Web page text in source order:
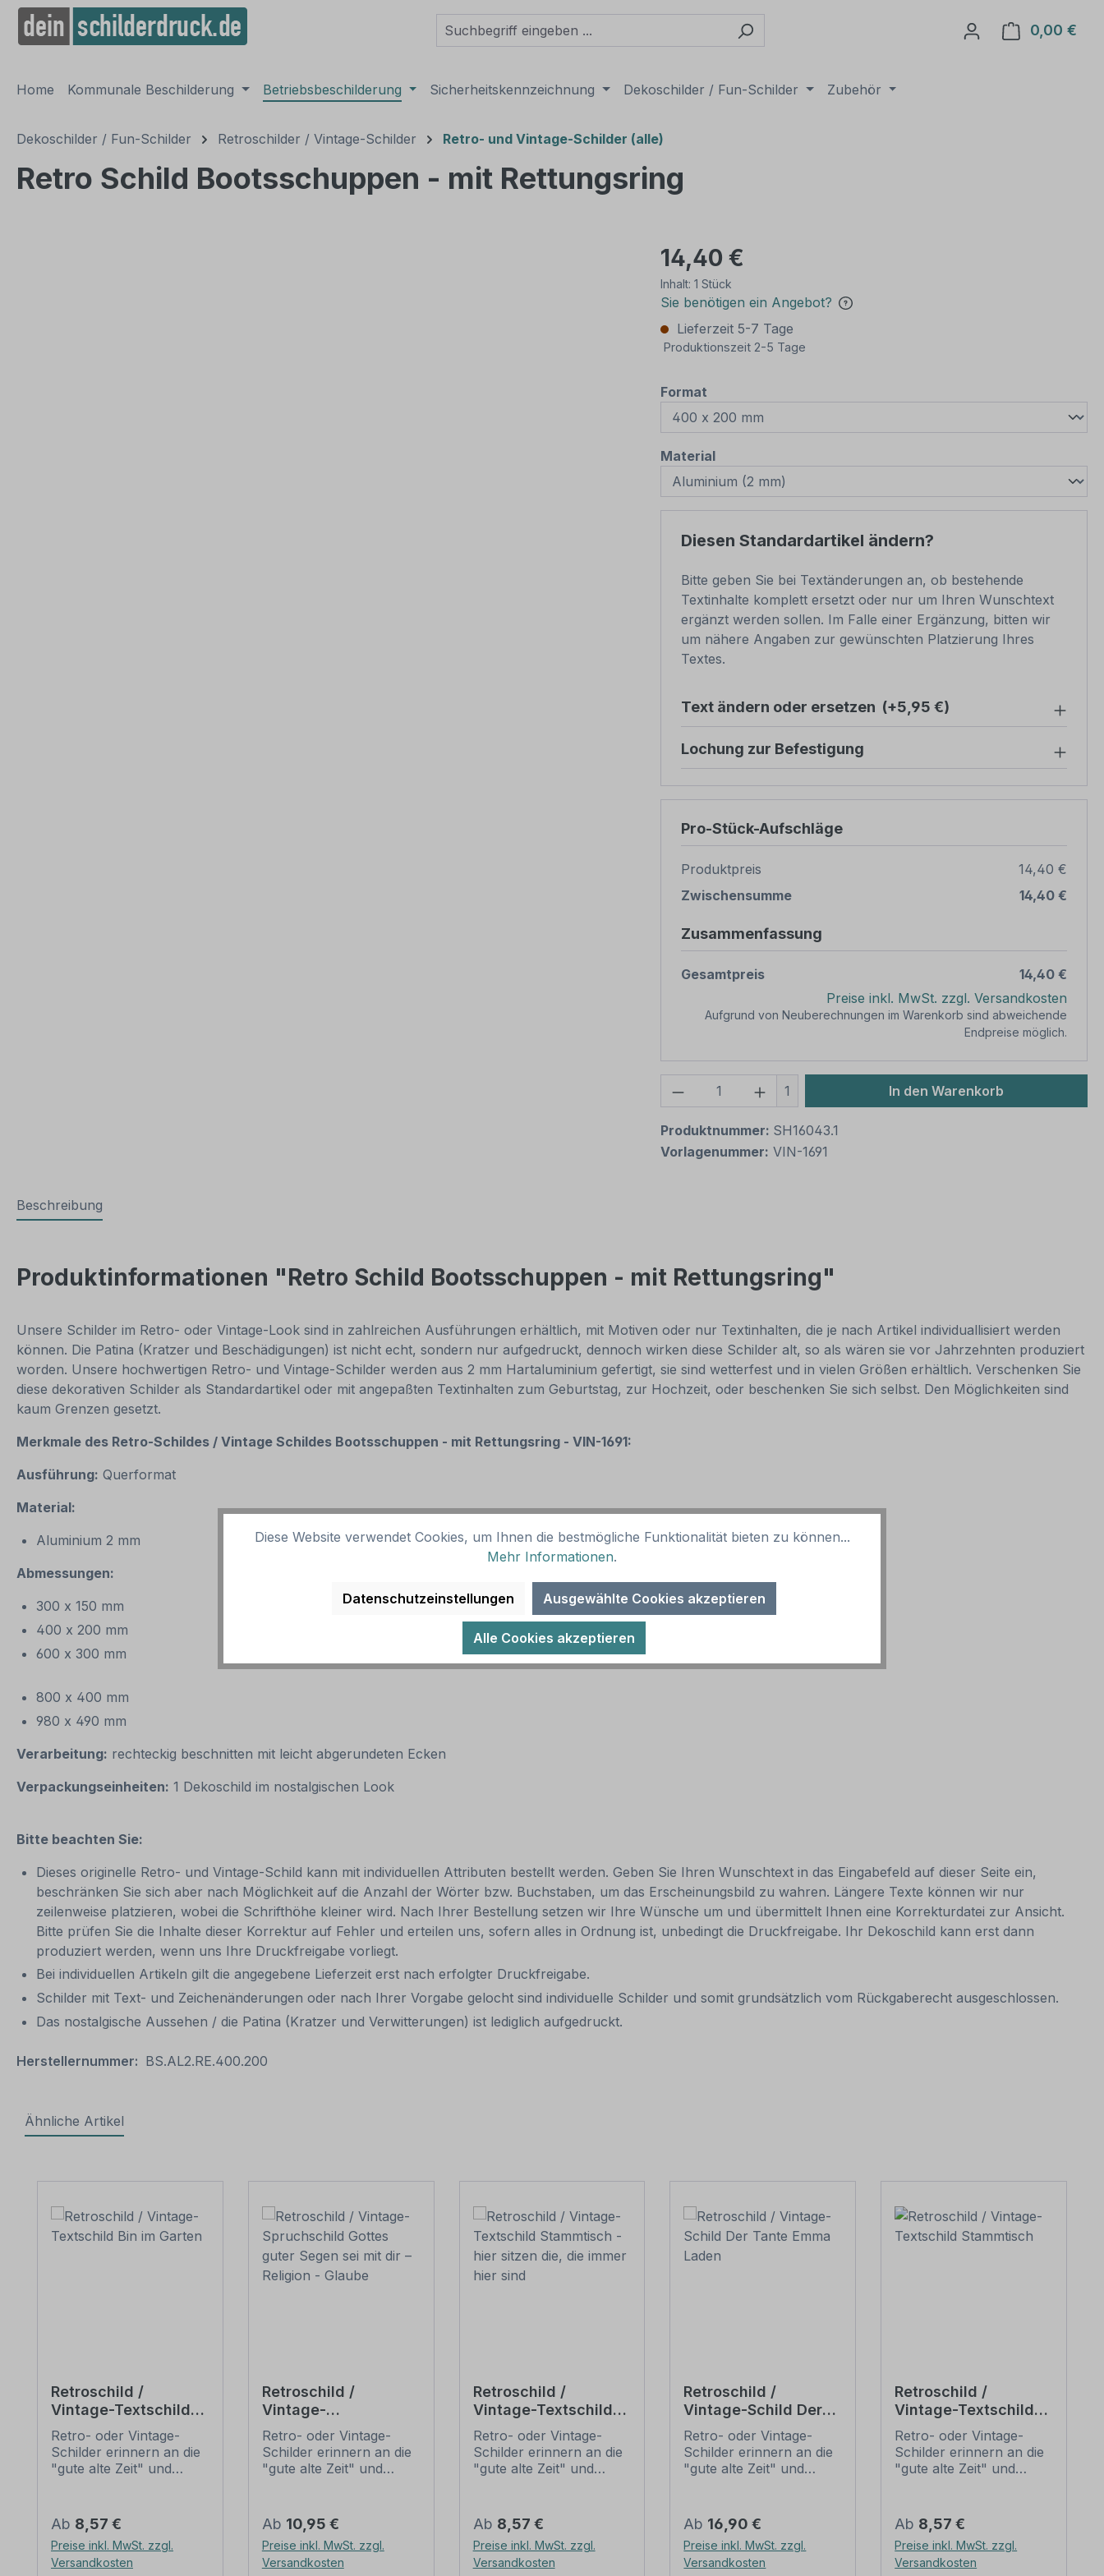
Zur Hauptnavigation springen
0,00 €
Home Kommunale Beschilderung Betriebsbeschilderung Sicherheitskennzeichnung Dekoschilder / Fun-Schilder Zubehör
Dekoschilder / Fun-Schilder Retroschilder / Vintage-Schilder Retro- und Vintage-Schilder (alle)
Retro Schild Bootsschuppen - mit Rettungsring
14,40 €
Inhalt: 1 Stück
Sie benötigen ein Angebot?
Lieferzeit 5-7 Tage
Produktionszeit 2-5 Tage
Format
Materialauswählen
Diesen Standardartikel ändern?
Bitte geben Sie bei Textänderungen an, ob bestehende
Textinhalte komplett ersetzt oder nur um Ihren Wunschtext
ergänzt werden sollen. Im Falle einer Ergänzung, bitten wir
um nähere Angaben zur gewünschten Platzierung Ihres
Textes.
Text ändern oder ersetzen (+5,95 €)
Lochung zur Befestigung
Pro-Stück-Aufschläge
Produktpreis
14,40 €
Zwischensumme
14,40 €
Zusammenfassung
Gesamtpreis
14,40 €
Preise inkl. MwSt. zzgl. Versandkosten
Aufgrund von Neuberechnungen im Warenkorb sind abweichende
Endpreise möglich.
Produkt Anzahl: Gib den gewünschten Wert
1 In den Warenkorb
Produktnummer: SH16043.1
Vorlagenummer: VIN-1691
Beschreibung
Produktinformationen "Retro Schild Bootsschuppen - mit Rettungsring"
Unsere Schilder im Retro- oder Vintage-Look sind in zahlreichen Ausführungen erhältlich, mit Motiven oder nur Textinhalten, die je nach Artikel individuallisiert werden
können. Die Patina (Kratzer und Beschädigungen) ist nicht echt, sondern nur aufgedruckt, dennoch wirken diese Schilder alt, so als wären sie vor Jahrzehnten produziert
worden. Unsere hochwertigen Retro- und Vintage-Schilder werden aus 2 mm Hartaluminium gefertigt, sie sind wetterfest und in vielen Größen erhältlich. Verschenken Sie
diese dekorativen Schilder als Standardartikel oder mit angepaßten Textinhalten zum Geburtstag, zur Hochzeit, oder beschenken Sie sich selbst. Den Möglichkeiten sind
kaum Grenzen gesetzt.
Merkmale des Retro-Schildes / Vintage Schildes Bootsschuppen - mit Rettungsring - VIN-1691:
Ausführung: Querformat
Material:
Aluminium 2 mm
Abmessungen:
300 x 150 mm
400 x 200 mm
600 x 300 mm
800 x 400 mm
980 x 490 mm
Verarbeitung: rechteckig beschnitten mit leicht abgerundeten Ecken
Verpackungseinheiten: 1 Dekoschild im nostalgischen Look
Bitte beachten Sie:
Dieses originelle Retro- und Vintage-Schild kann mit individuellen Attributen bestellt werden. Geben Sie Ihren Wunschtext in das Eingabefeld auf dieser Seite ein,
beschränken Sie sich aber nach Möglichkeit auf die Anzahl der Wörter bzw. Buchstaben, um das Erscheinungsbild zu wahren. Längere Texte können wir nur
zeilenweise platzieren, wobei die Schrifthöhe kleiner wird. Nach Ihrer Bestellung setzen wir Ihre Wünsche um und übermittelt Ihnen eine Korrekturdatei zur Ansicht.
Bitte prüfen Sie die Inhalte dieser Korrektur auf Fehler und erteilen uns, sofern alles in Ordnung ist, unbedingt die Druckfreigabe. Ihr Dekoschild kann erst dann
produziert werden, wenn uns Ihre Druckfreigabe vorliegt.
Bei individuellen Artikeln gilt die angegebene Lieferzeit erst nach erfolgter Druckfreigabe.
Schilder mit Text- und Zeichenänderungen oder nach Ihrer Vorgabe gelocht sind individuelle Schilder und somit grundsätzlich vom Rückgaberecht ausgeschlossen.
Das nostalgische Aussehen / die Patina (Kratzer und Verwitterungen) ist lediglich aufgedruckt.
Herstellernummer: BS.AL2.RE.400.200
Ähnliche Artikel
Retroschild /
Vintage-Textschild
Bin im Garten
Retro- oder Vintage-
Schilder erinnern an die
"gute alte Zeit" und
großer Beliebheit. Sind
diese Schilder im Original
nur schwer und häufig
nur zu horrenden Preise
Regulärer Preis:
Ab 8,57 €
Preise inkl. MwSt. zzgl.
Versandkosten
Retroschild /
Vintage-
Spruchschild Gottes
guter Segen sei mit
dir – Religion -
Retro- oder Vintage-
Schilder erinnern an die
"gute alte Zeit" und
großer Beliebheit. Sind
diese Schilder im Original
nur schwer und häufig
nur zu horrenden Preise
Regulärer Preis:
Ab 10,95 €
Preise inkl. MwSt. zzgl.
Versandkosten
Retroschild /
Vintage-Textschild
Stammtisch - hier
sitzen die, die immer
hier sind
Retro- oder Vintage-
Schilder erinnern an die
"gute alte Zeit" und
großer Beliebheit. Sind
diese Schilder im Original
nur schwer und häufig
nur zu horrenden Preise
Regulärer Preis:
Ab 8,57 €
Preise inkl. MwSt. zzgl.
Versandkosten
Retroschild /
Vintage-Schild Der
Tante Emma Laden
Retro- oder Vintage-
Schilder erinnern an die
"gute alte Zeit" und
großer Beliebheit. Sind
diese Schilder im Original
nur schwer und häufig
nur zu horrenden Preise
Regulärer Preis:
Ab 16,90 €
Preise inkl. MwSt. zzgl.
Versandkosten
Retroschild /
Vintage-Textschild
Stammtisch
Retro- oder Vintage-
Schilder erinnern an die
"gute alte Zeit" und
großer Beliebheit. Sind
diese Schilder im Original
nur schwer und häufig
nur zu horrenden Preise
Regulärer Preis:
Ab 8,57 €
Preise inkl. MwSt. zzgl.
Versandkosten
Diese Website verwendet Cookies, um Ihnen die bestmögliche Funktionalität bieten zu können...
Mehr Informationen.
Datenschutzeinstellungen Ausgewählte Cookies akzeptieren
Alle Cookies akzeptieren